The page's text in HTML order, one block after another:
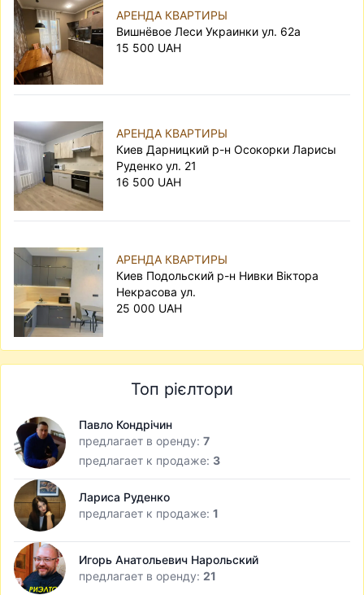
АРЕНДА КВАРТИРЫ
Вишнёвое Леси Украинки ул. 62а
15 500 UAH
АРЕНДА КВАРТИРЫ
Киев Дарницкий р-н Осокорки Ларисы
Руденко ул. 21
16 500 UAH
АРЕНДА КВАРТИРЫ
Киев Подольский р-н Нивки Віктора
Некрасова ул.
25 000 UAH
Топ рієлтори
Павло Кондрічин
предлагает в оренду: 7
предлагает к продаже: 3
Лариса Руденко
предлагает к продаже: 1
Игорь Анатольевич Нарольский
предлагает в оренду: 21